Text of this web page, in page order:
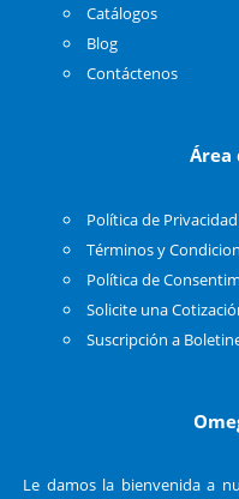
Catálogos
Blog
Contáctenos
Área
Política de Privacidad
Términos y
Política de
Solicite una
Suscripción a
Le damos la bienvenida a